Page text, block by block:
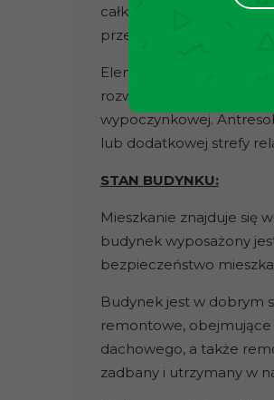
całkowita pozwalają na
przestrzeni użytkowej.
Elementy konstrukcji
rozwiązania zabudowy,
wypoczynkowej.
lub dodatkowej strefy
STAN BUDYNKU:
Mieszkanie znajduje się w
budynek wyposażony
bezpieczeństwo
Budynek jest w dobrym
remontowe, obejmujące
dachowego, a także
zadbany i utrzymany w